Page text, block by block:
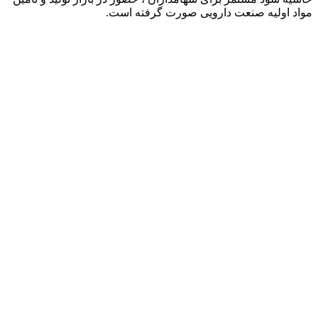
مواد اولیه صنعت دارویی صورت گرفته است.